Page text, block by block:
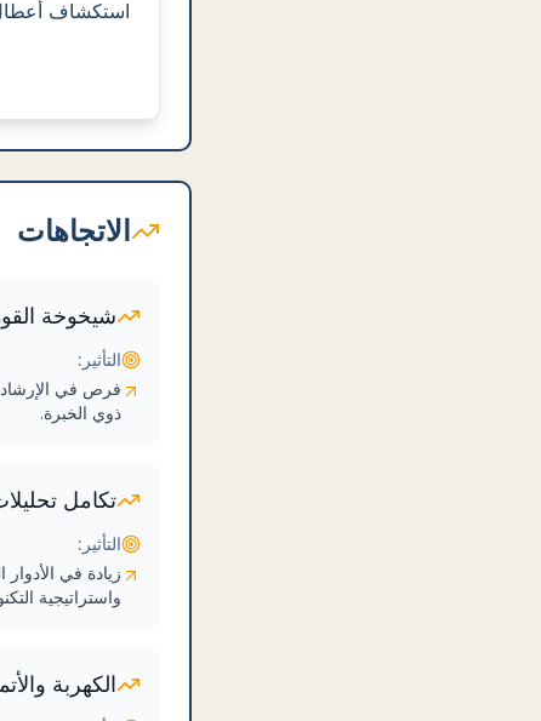
استكشاف أعطال
الاتجاهات
شيخوخة
التأثير:
فرص في الإرشاد
ذوي الخبرة.
تكامل
التأثير:
زيادة في الأدوار
واستراتيجية
الكهربة